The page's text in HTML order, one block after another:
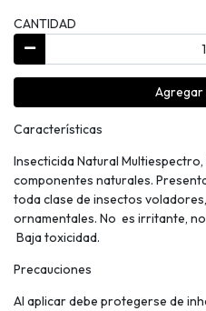
CANTIDAD
Agregar
Características
Insecticida Natural
componentes naturales.
toda clase de insectos
ornamentales. No es irritante,
Baja toxicidad.
Precauciones
Al aplicar debe protegerse de